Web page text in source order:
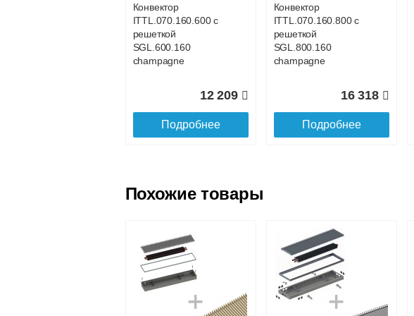
Доставка в регионы России.
Конвектор
ITTL.070.160.600 с
решеткой
SGL.600.160
champagne
12 209
Подробнее
Конвектор
ITTL.070.160.800 с
решеткой
SGL.800.160
champagne
16 318
Подробнее
Конвектор
ITTL.070.160.1200
Конвектор
ITTL.070.160.1300
Похожие товары